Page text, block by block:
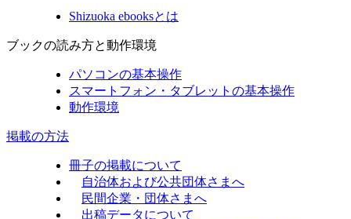
Shizuoka ebooksとは
ブックの読み方と動作環境
パソコンの基本操作
スマートフォン・タブレットの基本操作
動作環境
掲載の方法
冊子の掲載について
自治体および公共団体さまへ
民間企業・団体さまへ
出稿データについて